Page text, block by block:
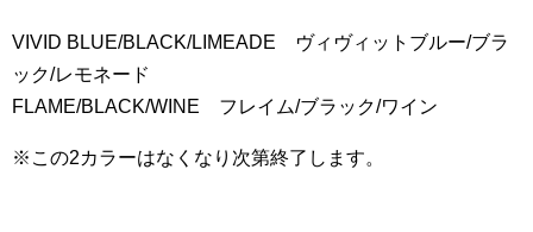
VIVID BLUE/BLACK/LIMEADE ヴィヴィットブルー/ブラ
ック/レモネード
FLAME/BLACK/WINE フレイム/ブラック/ワイン
※この2カラーはなくなり次第終了します。